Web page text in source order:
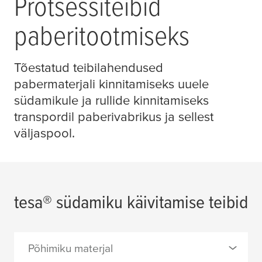
paberitootmiseks
Tõestatud teibilahendused
pabermaterjali kinnitamiseks uuele
südamikule ja rullide kinnitamiseks
transpordil paberivabrikus ja sellest
väljaspool.
tesa® südamiku käivitamise teibid
Põhimiku materjal